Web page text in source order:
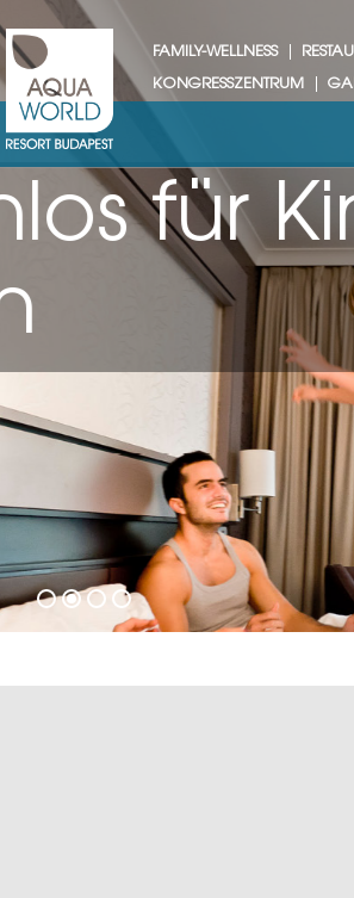
FAMILY-WELLNESS
KONGRESSZENTRUM